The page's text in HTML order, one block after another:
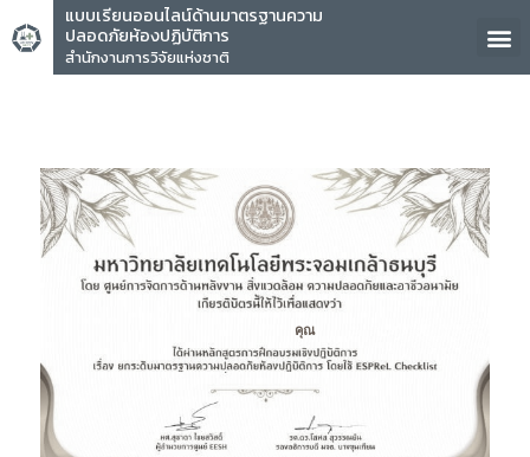
แบบเรียนออนไลน์ด้านมาตรฐานความ
ปลอดภัยห้องปฏิบัติการ
สำนักงานการวิจัยแห่งชาติ
คุณ